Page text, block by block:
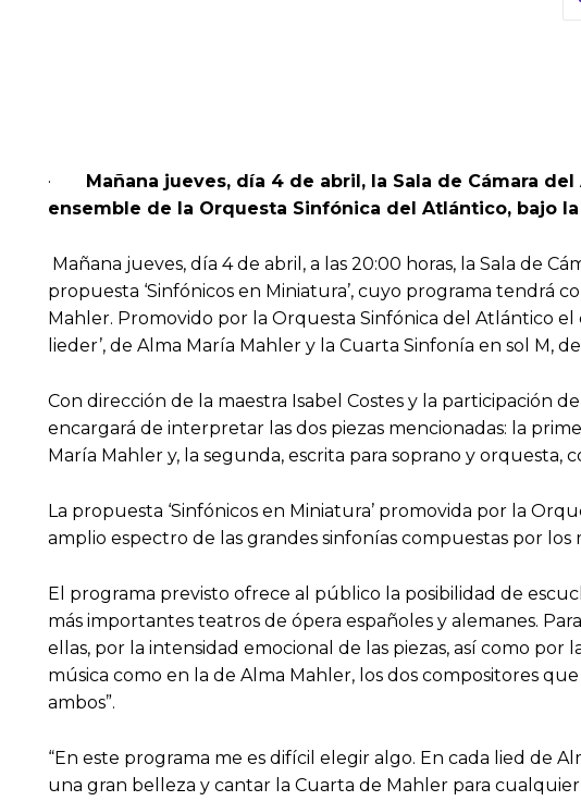
· Mañana jueves, día 4 de abril, la Sala de Cámara
ensemble de la Orquesta Sinfónica del Atlántico, bajo
Mañana jueves, día 4 de abril, a las 20:00 horas, la Sala de
propuesta ‘Sinfónicos en Miniatura’, cuyo programa tendrá
Mahler. Promovido por la Orquesta Sinfónica del Atlántico
lieder’, de Alma María Mahler y la Cuarta Sinfonía en sol M,
Con dirección de la maestra Isabel Costes y la participación
encargará de interpretar las dos piezas mencionadas: la
María Mahler y, la segunda, escrita para soprano y orquesta,
La propuesta ‘Sinfónicos en Miniatura’ promovida por la
amplio espectro de las grandes sinfonías compuestas por
El programa previsto ofrece al público la posibilidad de
más importantes teatros de ópera españoles y alemanes.
ellas, por la intensidad emocional de las piezas, así como
música como en la de Alma Mahler, los dos compositores
ambos”.
“En este programa me es difícil elegir algo. En cada lied de
una gran belleza y cantar la Cuarta de Mahler para